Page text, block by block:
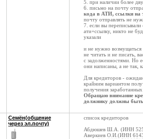
5. при наличии более
6. письмо на почту
кода в АТИ, ссылки на
почту отправлять не
7. если вы
ати+ссылку, никто не
указали
и не нужно
не читать и не писать,
с задолженностями. Но
они написаны, а не так,
Для кредиторов -
крайним вариантом
получения
Обращаю внимание
должнику должны
Семён(общение
через эл.почту)
список кредиторов
Абдюшев Ш.А. (ИНН
Аверкиев О.И.(ИНН